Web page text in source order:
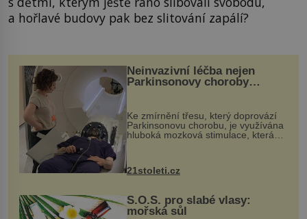
a hořlavé budovy pak bez slitování zapálí?
Neinvazivní léčba nejen
Parkinsonovy choroby
Ke zmírnění třesu, který doprovází
Parkinsonovu chorobu, je využívána
hluboká mozková stimulace, která
však vyžaduje vysoce invazivní
zákrok. Ultrazvuk zase není vhodný
k dostatečně přesnému zacílení ...
21stoleti.cz
S.O.S. pro slabé vlasy:
mořská sůl